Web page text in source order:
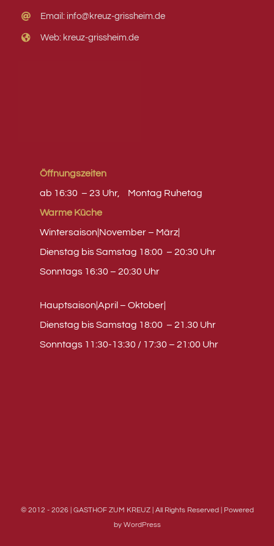
Email: info@kreuz-grissheim.de
Web: kreuz-grissheim.de
Öffnungszeiten
ab 16:30 – 23 Uhr,
Montag Ruhetag
Warme Küche
Wintersaison|November – März|
Dienstag bis Samstag 18:00 – 20:30 Uhr
Sonntags 16:30 – 20:30 Uhr
Hauptsaison|April – Oktober|
Dienstag bis Samstag 18:00 – 21.30 Uhr
Sonntags 11:30-13:30 / 17:30 – 21:00 Uhr
© 2012 - 2026 | GASTHOF ZUM KREUZ | All Rights Reserved | Powered
by WordPress